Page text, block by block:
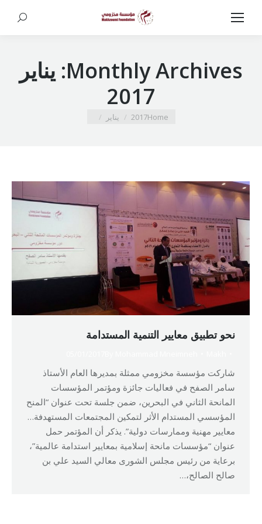
Search:
Monthly Archives: يناير
2017
You are here:
Home
2017 يناير
نحو تطبيق معايير التنمية المستدامة
شاركت مؤسسة مخزومي ممثلة بمديرها العام الأستاذ
سامر الصفح في فعاليات جائزة ومؤتمر المؤسسات
المانحة الثاني في البحرين، ضمن جلسة تحت عنوان “المنح
المؤسسي المستدام الأثر لتمكين المجتمعات المستهدفة…
معايير مهنية وممارسات دولية”. يذكر أن المؤتمر حمل
عنوان “مؤسسات مانحة إسلامية بمعايير استدامة عالمية”،
برعاية من رئيس مجلس الشورى معالي السيد علي بن
صالح الصالح،…